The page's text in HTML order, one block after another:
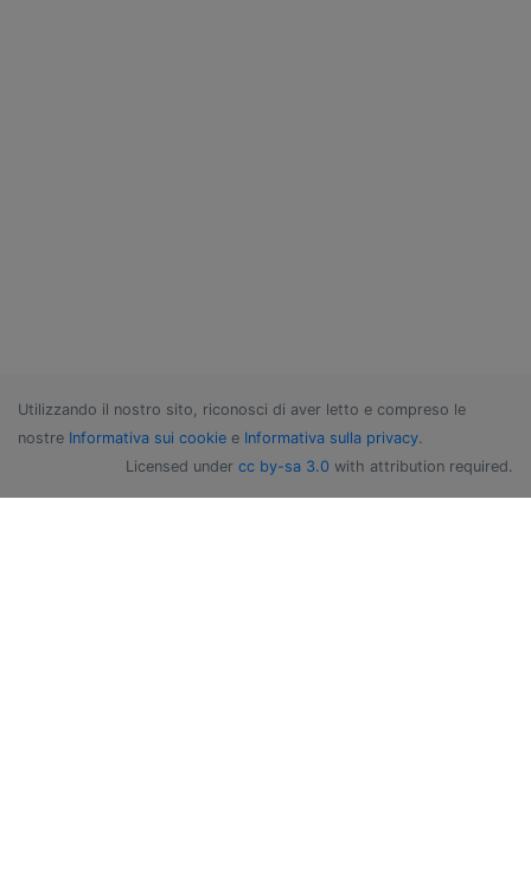
Utilizzando il nostro sito, riconosci di aver letto e compreso le
nostre Informativa sui cookie e Informativa sulla privacy.
Licensed under cc by-sa 3.0 with attribution required.